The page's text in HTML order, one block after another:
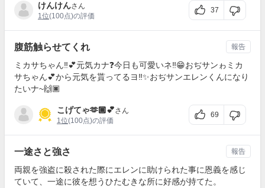
けんけんさん
1位(100点)の評価
37
腹筋触らせてくれ
ミカサちゃん‼️💕元気カナ❓今日も可愛いネ‼️😁おぢサンゎミカ
サちゃん💕から元気を貰ってるヨ‼️✨おぢサンエレンくんになり
たいナ~🙌🏿
こげてゃ🫶🏿💕さん
1位(100点)の評価
69
報告
一途さと強さ
両親を強盗に殺された際にエレンに助けられた事に恩義を感じ
ていて、一途に彼を想うひたむきな所に好感が持てた。
報告